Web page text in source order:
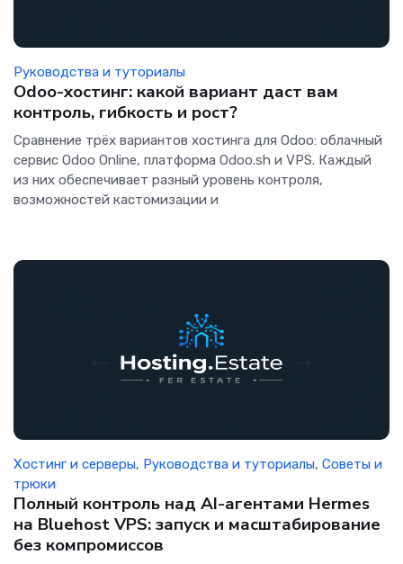
Руководства и туториалы
Odoo-хостинг: какой вариант даст вам
контроль, гибкость и рост?
Сравнение трёх вариантов хостинга для Odoo: облачный
сервис Odoo Online, платформа Odoo.sh и VPS. Каждый
из них обеспечивает разный уровень контроля,
возможностей кастомизации и
Хостинг и серверы, Руководства и туториалы, Советы и
трюки
Полный контроль над AI-агентами Hermes
на Bluehost VPS: запуск и масштабирование
без компромиссов